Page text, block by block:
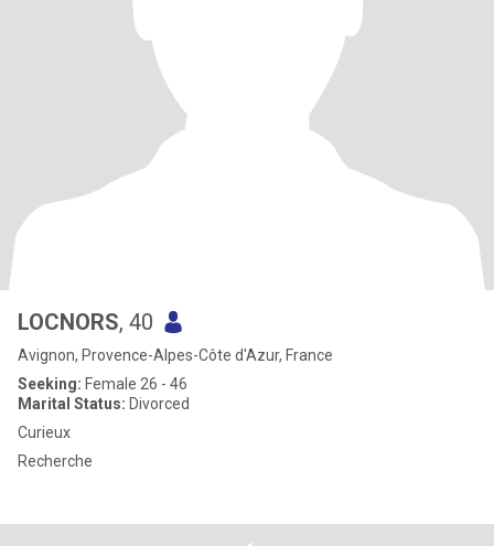
LOCNORS, 40
Avignon, Provence-Alpes-Côte d'Azur, France
Seeking: Female 26 - 46
Marital Status: Divorced
Curieux
Recherche